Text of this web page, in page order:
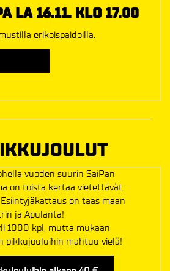
LA 16.11. KLO 17.00
erikoispaidoilla.
vuoden suurin SaiPan
on toista kertaa vietettävät
on taas maan
ja Apulanta!
1000 kpl, mutta mukaan
pikkujouluihin mahtuu vielä!